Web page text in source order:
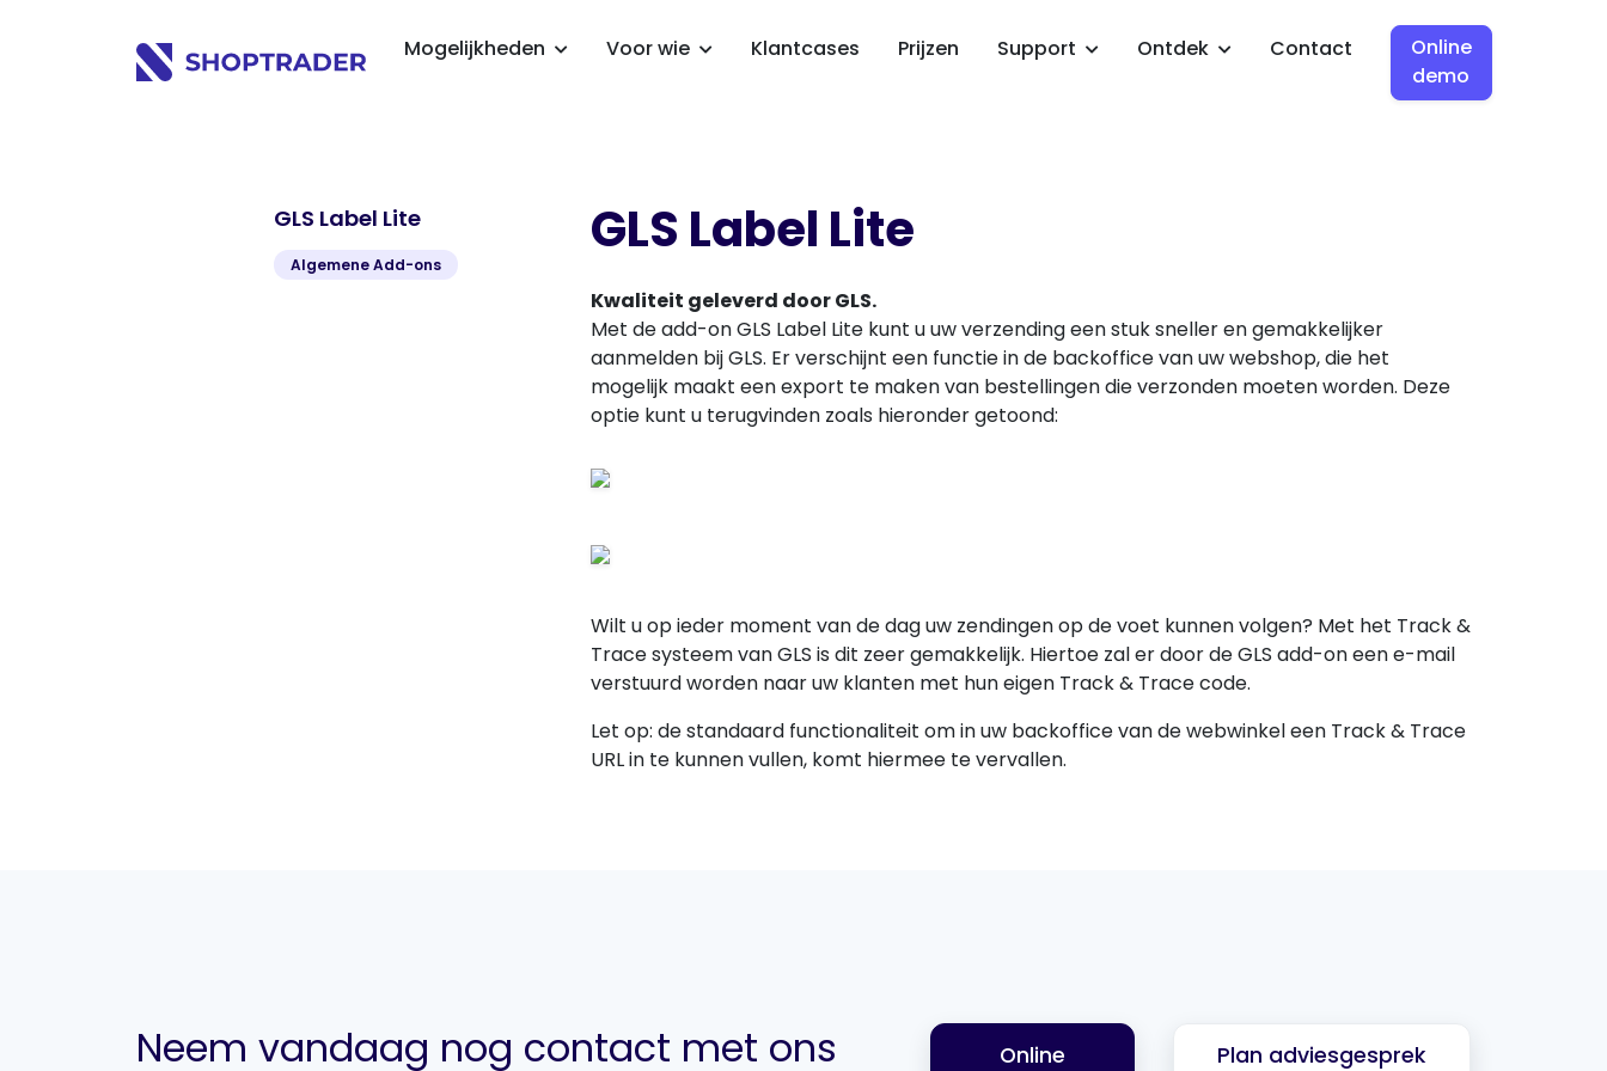
Mogelijkheden Voor wie Klantcases Prijzen Support Ontdek Contact
Online
demo
GLS Label Lite
Algemene Add-ons
GLS Label Lite
Kwaliteit geleverd door GLS.
Met de add-on GLS Label Lite kunt u uw verzending een stuk sneller en gemakkelijker
aanmelden bij GLS. Er verschijnt een functie in de backoffice van uw webshop, die het
mogelijk maakt een export te maken van bestellingen die verzonden moeten worden. Deze
optie kunt u terugvinden zoals hieronder getoond:
Wilt u op ieder moment van de dag uw zendingen op de voet kunnen volgen? Met het Track &
Trace systeem van GLS is dit zeer gemakkelijk. Hiertoe zal er door de GLS add-on een e-mail
verstuurd worden naar uw klanten met hun eigen Track & Trace code.
Let op: de standaard functionaliteit om in uw backoffice van de webwinkel een Track & Trace
URL in te kunnen vullen, komt hiermee te vervallen.
Neem vandaag nog contact met ons
Online Plan adviesgesprek